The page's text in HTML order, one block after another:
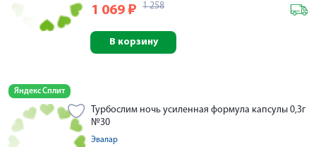
1 069 ₽ 1 258
В корзину
Яндекс Сплит
Турбослим ночь усиленная формула капсулы 0,3г
№30
Эвалар